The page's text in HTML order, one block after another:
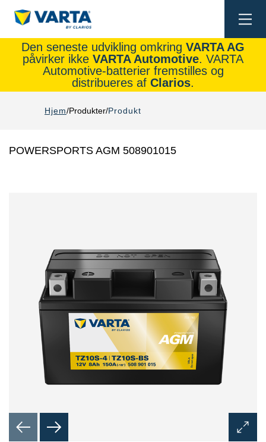
Den seneste udvikling omkring VARTA AG
påvirker ikke VARTA Automotive. VARTA
Automotive-batterier fremstilles og
distribueres af Clarios.
Hjem Produkter Produkt
POWERSPORTS AGM 508901015
Åbn